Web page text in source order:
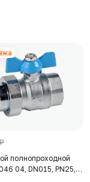
полнопроходной
04, DN015, PN25,
(CW617N), шар -